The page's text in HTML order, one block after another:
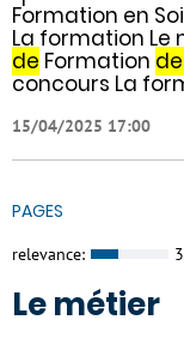
Formation en
La formation Le
de Formation
concours La
15/04/2025 17:00
PAGES
relevance:
Le métier